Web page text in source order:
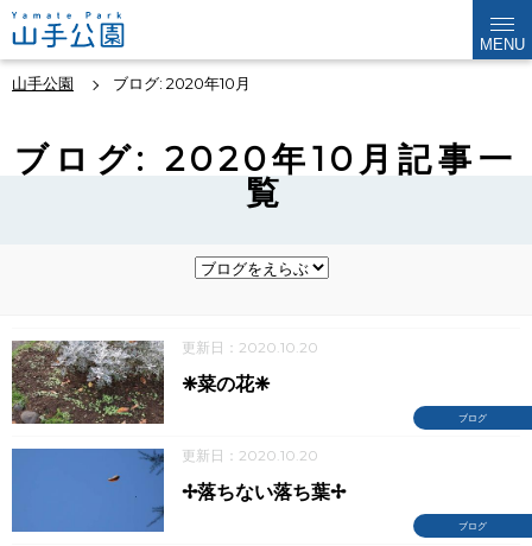
MENU
山手公園 ブログ: 2020年10月
ブログ: 2020年10月記事一
覧
更新日：2020.10.20
ブログ
❈菜の花❈
更新日：2020.10.20
ブログ
✢落ちない落ち葉✢